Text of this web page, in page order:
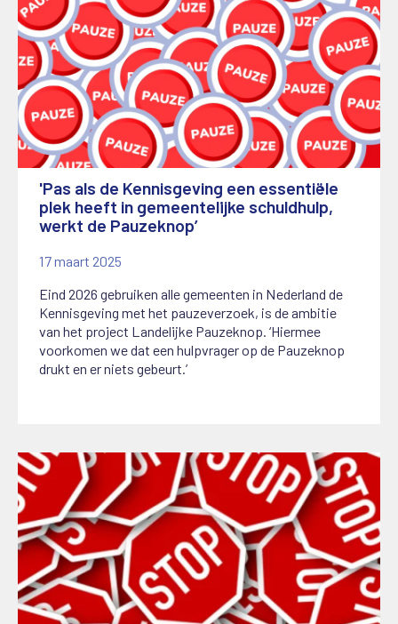
'Pas als de Kennisgeving een essentiële
plek heeft in gemeentelijke schuldhulp,
werkt de Pauzeknop’
17 maart 2025
Eind 2026 gebruiken alle gemeenten in Nederland de
Kennisgeving met het pauzeverzoek, is de ambitie
van het project Landelijke Pauzeknop. ‘Hiermee
voorkomen we dat een hulpvrager op de Pauzeknop
drukt en er niets gebeurt.’